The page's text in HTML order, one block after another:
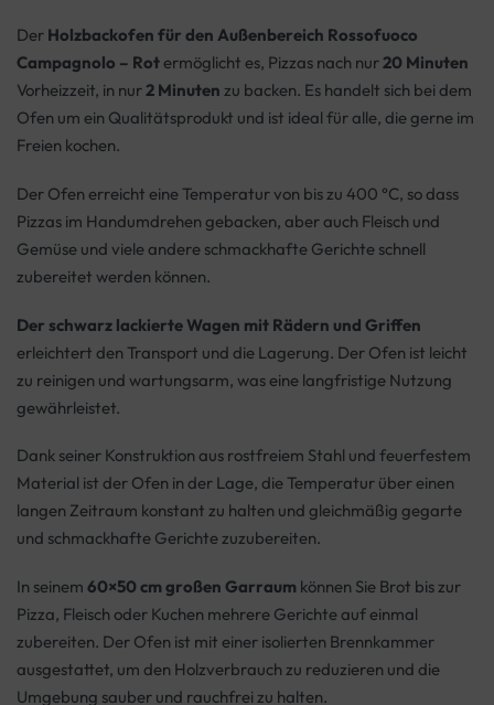
Der Holzbackofen für den Außenbereich Rossofuoco
Campagnolo – Rotermöglicht es, Pizzas nach nur20 Minuten
Vorheizzeit, in nur2 Minuten zu backen. Es handelt sich bei dem
Ofen um ein Qualitätsprodukt und ist ideal für alle, die gerne im
Freien kochen.
Der Ofen erreicht eine Temperatur von bis zu 400 °C, so dass
Pizzas im Handumdrehen gebacken, aber auch Fleisch und
Gemüse und viele andere schmackhafte Gerichte schnell
zubereitet werden können.
Der schwarz lackierte Wagen mit Rädern und Griffen
erleichtert den Transport und die Lagerung. Der Ofen ist leicht
zu reinigen und wartungsarm, was eine langfristige Nutzung
gewährleistet.
Dank seiner Konstruktion aus rostfreiem Stahl und feuerfestem
Material ist der Ofen in der Lage, die Temperatur über einen
langen Zeitraum konstant zu halten und gleichmäßig gegarte
und schmackhafte Gerichte zuzubereiten.
In seinem 60×50 cm großen Garraum können Sie Brot bis zur
Pizza, Fleisch oder Kuchen mehrere Gerichte auf einmal
zubereiten. Der Ofen ist mit einer isolierten Brennkammer
ausgestattet, um den Holzverbrauch zu reduzieren und die
Umgebung sauber und rauchfrei zu halten.